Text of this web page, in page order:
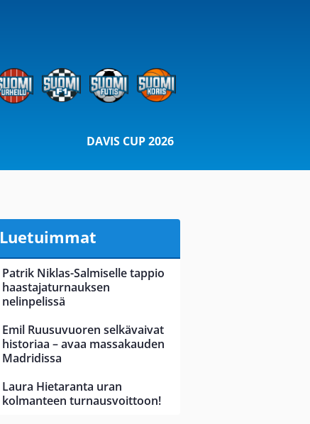
DAVIS CUP 2026
Luetuimmat
Patrik Niklas-Salmiselle tappio
haastajaturnauksen
nelinpelissä
Emil Ruusuvuoren selkävaivat
historiaa – avaa massakauden
Madridissa
Laura Hietaranta uran
kolmanteen turnausvoittoon!